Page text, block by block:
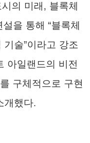
의 미래, 블록체
을 통해 “블록체
술”이라고 강조
아일랜드의 비전
구체적으로 구현
개했다.